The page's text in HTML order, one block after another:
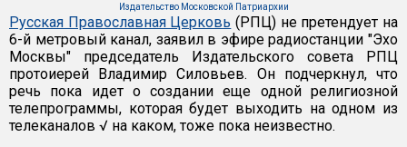
Издательство Московской Патриархии
Русская Православная Церковь (РПЦ) не претендует на
6-й метровый канал, заявил в эфире радиостанции "Эхо
Москвы" председатель Издательского совета РПЦ
протоиерей Владимир Силовьев. Он подчеркнул, что
речь пока идет о создании еще одной религиозной
телепрограммы, которая будет выходить на одном из
телеканалов √ на каком, тоже пока неизвестно.